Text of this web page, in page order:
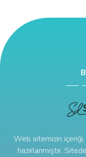
Web sitemizin
hazırlanmıştır.